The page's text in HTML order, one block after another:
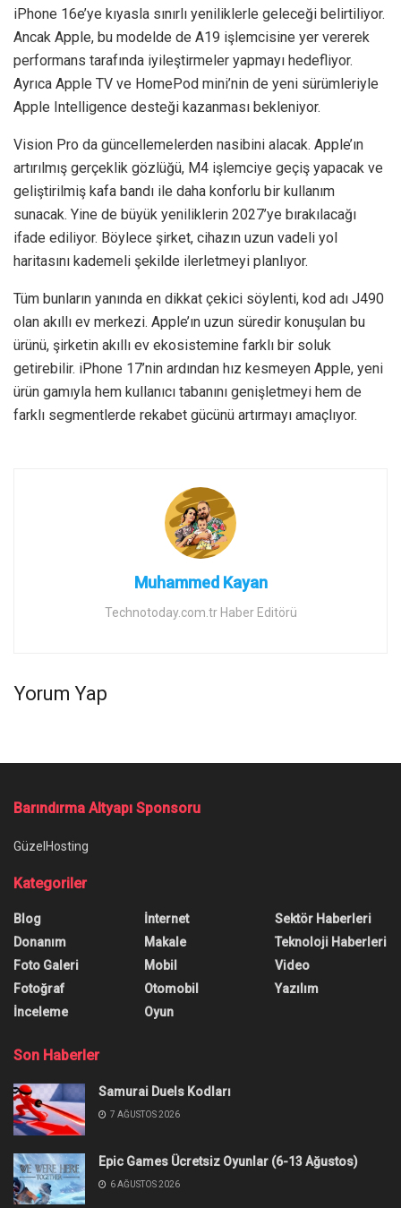
iPhone 16e’ye kıyasla sınırlı yeniliklerle geleceği belirtiliyor.
Ancak Apple, bu modelde de A19 işlemcisine yer vererek
performans tarafında iyileştirmeler yapmayı hedefliyor.
Ayrıca Apple TV ve HomePod mini’nin de yeni sürümleriyle
Apple Intelligence desteği kazanması bekleniyor.
Vision Pro da güncellemelerden nasibini alacak. Apple’ın
artırılmış gerçeklik gözlüğü, M4 işlemciye geçiş yapacak ve
geliştirilmiş kafa bandı ile daha konforlu bir kullanım
sunacak. Yine de büyük yeniliklerin 2027’ye bırakılacağı
ifade ediliyor. Böylece şirket, cihazın uzun vadeli yol
haritasını kademeli şekilde ilerletmeyi planlıyor.
Tüm bunların yanında en dikkat çekici söylenti, kod adı J490
olan akıllı ev merkezi. Apple’ın uzun süredir konuşulan bu
ürünü, şirketin akıllı ev ekosistemine farklı bir soluk
getirebilir. iPhone 17’nin ardından hız kesmeyen Apple, yeni
ürün gamıyla hem kullanıcı tabanını genişletmeyi hem de
farklı segmentlerde rekabet gücünü artırmayı amaçlıyor.
Muhammed Kayan
Technotoday.com.tr Haber Editörü
Yorum Yap
Barındırma Altyapı Sponsoru
GüzelHosting
Kategoriler
Blog
Donanım
Foto Galeri
Fotoğraf
İnceleme
İnternet
Makale
Mobil
Otomobil
Oyun
Sektör Haberleri
Teknoloji Haberleri
Video
Yazılım
Son Haberler
Samurai Duels Kodları
7 AĞUSTOS 2026
Epic Games Ücretsiz Oyunlar (6-13 Ağustos)
6 AĞUSTOS 2026